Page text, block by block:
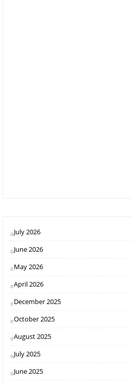
July 2026
June 2026
May 2026
April 2026
December 2025
October 2025
August 2025
July 2025
June 2025